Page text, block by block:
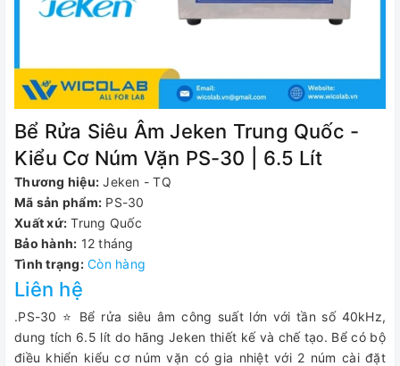
Bể Rửa Siêu Âm Jeken Trung Quốc -
Kiểu Cơ Núm Vặn PS-30 | 6.5 Lít
Thương hiệu: Jeken - TQ
Mã sản phẩm: PS-30
Xuất xứ: Trung Quốc
Bảo hành: 12 tháng
Tình trạng: Còn hàng
Liên hệ
.PS-30 ⭐ Bể rửa siêu âm công suất lớn với tần số 40kHz,
dung tích 6.5 lít do hãng Jeken thiết kế và chế tạo. Bể có bộ
điều khiển kiểu cơ núm vặn có gia nhiệt với 2 núm cài đặt